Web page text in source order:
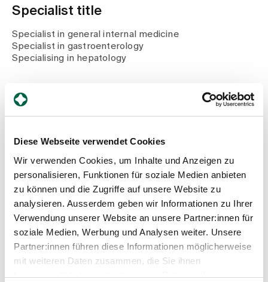
Diese Webseite verwendet Cookies
Wir verwenden Cookies, um Inhalte und Anzeigen zu
personalisieren, Funktionen für soziale Medien anbieten
zu können und die Zugriffe auf unsere Website zu
analysieren. Ausserdem geben wir Informationen zu Ihrer
Verwendung unserer Website an unsere Partner:innen für
soziale Medien, Werbung und Analysen weiter. Unsere
Partner:innen führen diese Informationen möglicherweise
mit weiteren Daten zusammen, die Sie ihnen
bereitgestellt haben oder die sie im Rahmen Ihrer
Blog
Media
Publications
Specialist title
Specialist in general internal medicine
Specialist in gastroenterology
Specialising in hepatology
Career Path
Head of Gastroenterology and Internal Medicine,
2023 - 2025
Senior physician in charge of gastroenterology and
hepatology, Zug Cantonal Hospital
2023
2022 - 2023
Senior Physician Hepatology Clinic for
Gastroenterology and Hepatology, University
Hospital Zurich